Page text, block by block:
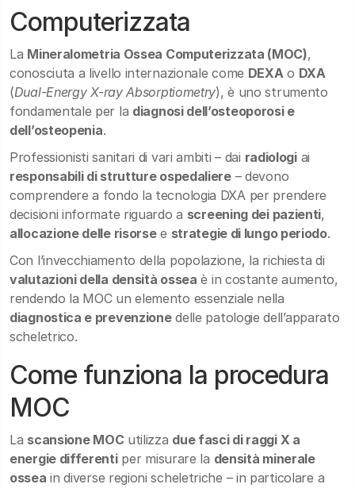
Computerizzata
La Mineralometria Ossea Computerizzata (MOC),
conosciuta a livello internazionale come DEXAo DXA
(Dual-Energy X-ray Absorptiometry), è uno strumento
fondamentale per la diagnosi dell’osteoporosi e
dell’osteopenia.
Professionisti sanitari di vari ambiti – dai radiologiai
responsabili di strutture ospedaliere– devono
comprendere a fondo la tecnologia DXA per prendere
decisioni informate riguardo a screening dei pazienti,
allocazione delle risorsee strategie di lungo periodo.
Con l’invecchiamento della popolazione, la richiesta di
valutazioni della densità ossea è in costante aumento,
rendendo la MOC un elemento essenziale nella
diagnostica e prevenzionedelle patologie dell’apparato
scheletrico.
Come funziona la procedura
MOC
La scansione MOCutilizza due fasci di raggi X a
energie differentiper misurare la densità minerale
ossea in diverse regioni scheletriche – in particolare a